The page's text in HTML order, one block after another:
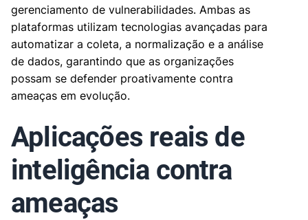
gerenciamento de vulnerabilidades. Ambas as
plataformas utilizam tecnologias avançadas para
automatizar a coleta, a normalização e a análise
de dados, garantindo que as organizações
possam se defender proativamente contra
ameaças em evolução.
Aplicações reais de
inteligência contra
ameaças